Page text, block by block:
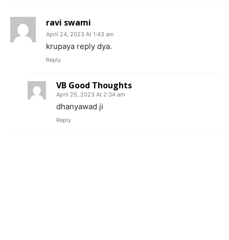
ravi swami
April 24, 2023 At 1:43 am
krupaya reply dya.
Reply
VB Good Thoughts
April 25, 2023 At 2:34 am
dhanyawad ji
Reply